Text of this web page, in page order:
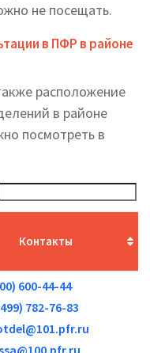
не посещать.
в ПФР в районе
расположение
в районе
посмотреть в
Контакты
600-44-44
782-76-83